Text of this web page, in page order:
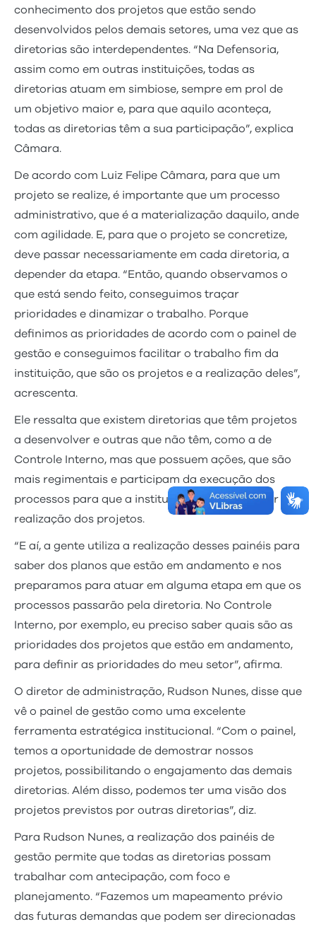
conhecimento dos projetos que estão sendo
desenvolvidos pelos demais setores, uma vez que as
diretorias são interdependentes. “Na Defensoria,
assim como em outras instituições, todas as
diretorias atuam em simbiose, sempre em prol de
um objetivo maior e, para que aquilo aconteça,
todas as diretorias têm a sua participação”, explica
Câmara.
De acordo com Luiz Felipe Câmara, para que um
projeto se realize, é importante que um processo
administrativo, que é a materialização daquilo, ande
com agilidade. E, para que o projeto se concretize,
deve passar necessariamente em cada diretoria, a
depender da etapa. “Então, quando observamos o
que está sendo feito, conseguimos traçar
prioridades e dinamizar o trabalho. Porque
definimos as prioridades de acordo com o painel de
gestão e conseguimos facilitar o trabalho fim da
instituição, que são os projetos e a realização deles”,
acrescenta.
Ele ressalta que existem diretorias que têm projetos
a desenvolver e outras que não têm, como a de
Controle Interno, mas que possuem ações, que são
mais regimentais e participam da execução dos
processos para que a instituição possa alcançar a
realização dos projetos.
“E aí, a gente utiliza a realização desses painéis para
saber dos planos que estão em andamento e nos
preparamos para atuar em alguma etapa em que os
processos passarão pela diretoria. No Controle
Interno, por exemplo, eu preciso saber quais são as
prioridades dos projetos que estão em andamento,
para definir as prioridades do meu setor”, afirma.
O diretor de administração, Rudson Nunes, disse que
vê o painel de gestão como uma excelente
ferramenta estratégica institucional. “Com o painel,
temos a oportunidade de demostrar nossos
projetos, possibilitando o engajamento das demais
diretorias. Além disso, podemos ter uma visão dos
projetos previstos por outras diretorias”, diz.
Para Rudson Nunes, a realização dos painéis de
gestão permite que todas as diretorias possam
trabalhar com antecipação, com foco e
planejamento. “Fazemos um mapeamento prévio
das futuras demandas que podem ser direcionadas